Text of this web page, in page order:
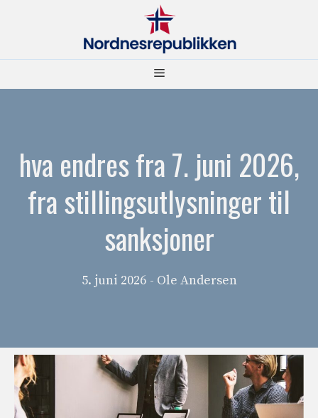
Meny
hva endres fra 7. juni 2026,
fra stillingsutlysninger til
sanksjoner
5. juni 2026 - Ole Andersen